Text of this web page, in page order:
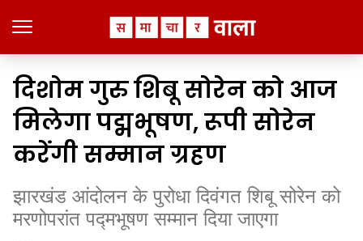
दिशोम गुरु शिबू सोरेन को आज
मिलेगा पद्मभूषण, रूपी सोरेन
करेंगी सम्मान ग्रहण
झारखंड आंदोलन के पुरोधा दिवंगत शिबू सोरेन को
मरणोपरांत पद्मभूषण सम्मान दिया जाएगा